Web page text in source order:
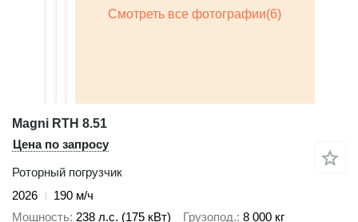
Magni RTH 8.51
Цена по запросу
Роторный погрузчик
2026
190 м/ч
Мощность 238 л.с. (175 кВт) Грузопод. 8 000 кг